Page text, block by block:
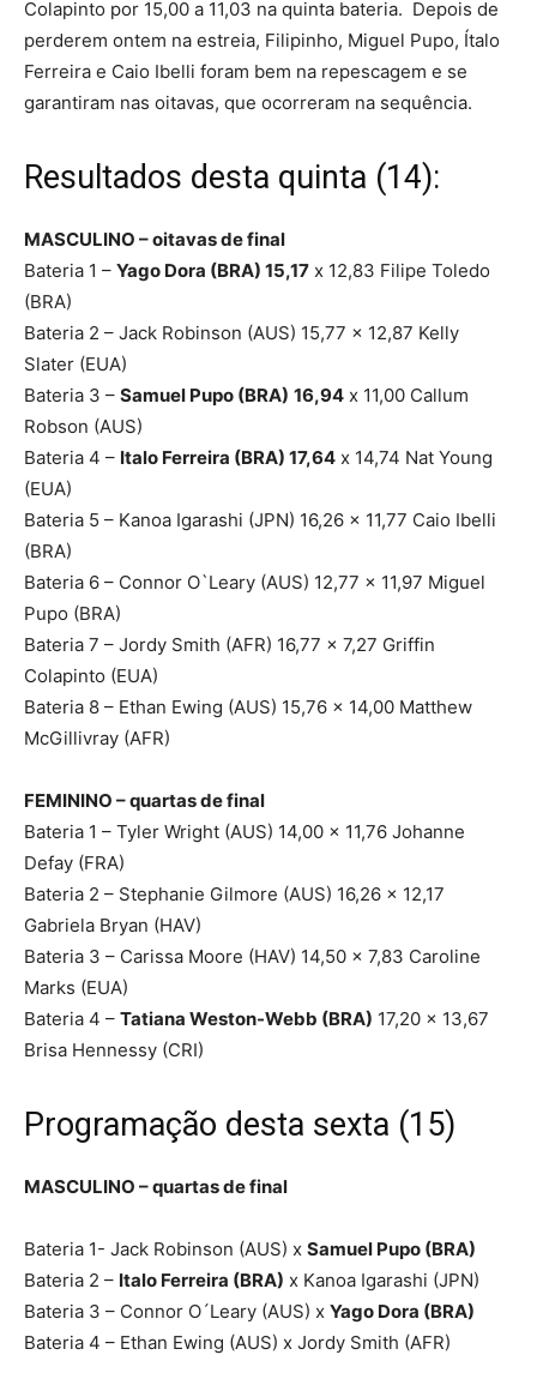
Colapinto por 15,00 a 11,03 na quinta bateria. Depois de
perderem ontem na estreia, Filipinho, Miguel Pupo, Ítalo
Ferreira e Caio Ibelli foram bem na repescagem e se
garantiram nas oitavas, que ocorreram na sequência.
Resultados desta quinta (14):
MASCULINO – oitavas de final
Bateria 1 – Yago Dora (BRA) 15,17 x 12,83 Filipe Toledo
(BRA)
Bateria 2 – Jack Robinson (AUS) 15,77 x 12,87 Kelly
Slater (EUA)
Bateria 3 – Samuel Pupo (BRA) 16,94 x 11,00 Callum
Robson (AUS)
Bateria 4 – Italo Ferreira (BRA) 17,64 x 14,74 Nat Young
(EUA)
Bateria 5 – Kanoa Igarashi (JPN) 16,26 x 11,77 Caio Ibelli
(BRA)
Bateria 6 – Connor O`Leary (AUS) 12,77 x 11,97 Miguel
Pupo (BRA)
Bateria 7 – Jordy Smith (AFR) 16,77 x 7,27 Griffin
Colapinto (EUA)
Bateria 8 – Ethan Ewing (AUS) 15,76 x 14,00 Matthew
McGillivray (AFR)
FEMININO – quartas de final
Bateria 1 – Tyler Wright (AUS) 14,00 x 11,76 Johanne
Defay (FRA)
Bateria 2 – Stephanie Gilmore (AUS) 16,26 x 12,17
Gabriela Bryan (HAV)
Bateria 3 – Carissa Moore (HAV) 14,50 x 7,83 Caroline
Marks (EUA)
Bateria 4 – Tatiana Weston-Webb (BRA) 17,20 x 13,67
Brisa Hennessy (CRI)
Programação desta sexta (15)
MASCULINO – quartas de final
Bateria 1- Jack Robinson (AUS) x Samuel Pupo (BRA)
Bateria 2 – Italo Ferreira (BRA) x Kanoa Igarashi (JPN)
Bateria 3 – Connor O´Leary (AUS) x Yago Dora (BRA)
Bateria 4 – Ethan Ewing (AUS) x Jordy Smith (AFR)